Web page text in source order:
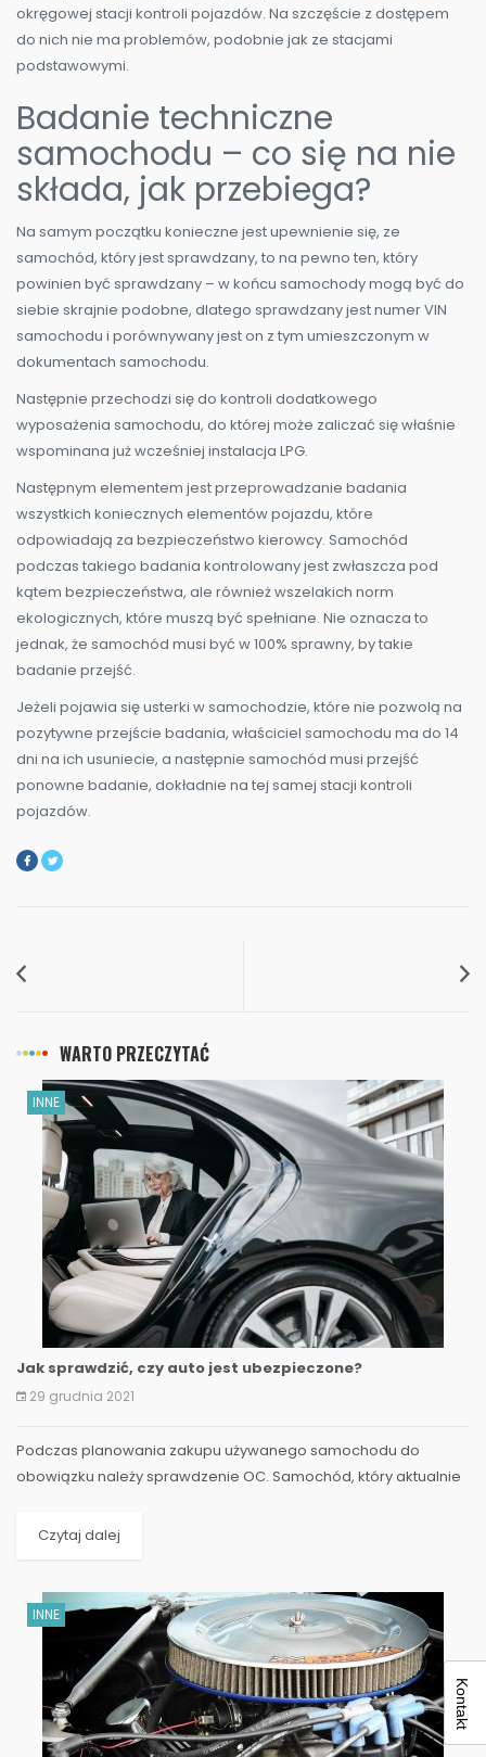
okręgowej stacji kontroli pojazdów. Na szczęście z dostępem
do nich nie ma problemów, podobnie jak ze stacjami
podstawowymi.
Badanie techniczne
samochodu – co się na nie
składa, jak przebiega?
Na samym początku konieczne jest upewnienie się, ze
samochód, który jest sprawdzany, to na pewno ten, który
powinien być sprawdzany – w końcu samochody mogą być do
siebie skrajnie podobne, dlatego sprawdzany jest numer VIN
samochodu i porównywany jest on z tym umieszczonym w
dokumentach samochodu.
Następnie przechodzi się do kontroli dodatkowego
wyposażenia samochodu, do której może zaliczać się właśnie
wspominana już wcześniej instalacja LPG.
Następnym elementem jest przeprowadzanie badania
wszystkich koniecznych elementów pojazdu, które
odpowiadają za bezpieczeństwo kierowcy. Samochód
podczas takiego badania kontrolowany jest zwłaszcza pod
kątem bezpieczeństwa, ale również wszelakich norm
ekologicznych, które muszą być spełniane. Nie oznacza to
jednak, że samochód musi być w 100% sprawny, by takie
badanie przejść.
Jeżeli pojawia się usterki w samochodzie, które nie pozwolą na
pozytywne przejście badania, właściciel samochodu ma do 14
dni na ich usuniecie, a następnie samochód musi przejść
ponowne badanie, dokładnie na tej samej stacji kontroli
pojazdów.
WARTO PRZECZYTAĆ
INNE
Jak sprawdzić, czy auto jest ubezpieczone?
29 grudnia 2021
​Podczas planowania zakupu używanego samochodu do
obowiązku należy sprawdzenie OC. Samochód, który aktualnie
Czytaj dalej
INNE
Kontakt